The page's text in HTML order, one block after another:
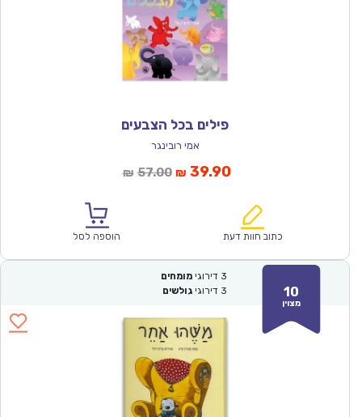
פילים בכל הצבעים
אמי רובינגר
₪ 57.00המחיר
₪57.00.
₪ 39.90המחיר
הוא:
כתוב חוות דעת הוספה לסל
10
מצוין
3 דירוגי מומחים
3 דירוגי גולשים